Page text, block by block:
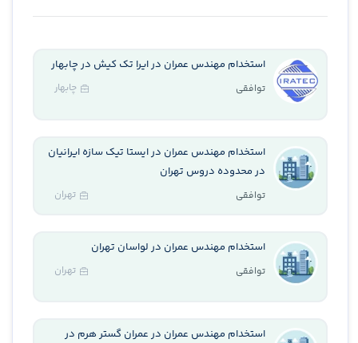
استخدام مهندس عمران در ایرا تک کیش در چابهار
توافقی چابهار
استخدام مهندس عمران در ایستا تیک سازه ایرانیان
در محدوده دروس تهران
توافقی تهران
استخدام مهندس عمران در لواسان تهران
توافقی تهران
استخدام مهندس عمران در عمران گستر هرم در